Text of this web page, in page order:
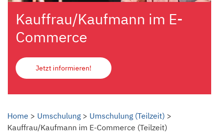
Kauffrau/Kaufmann im E-
Commerce
Jetzt informieren!
Home > Umschulung > Umschulung (Teilzeit) >
Kauffrau/Kaufmann im E-Commerce (Teilzeit)